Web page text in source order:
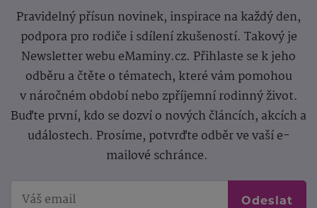
Pravidelný přísun novinek, inspirace na každý den,
podpora pro rodiče i sdílení zkušeností. Takový je
Newsletter webu eMaminy.cz. Přihlaste se k jeho
odběru a čtěte o tématech, které vám pomohou
v náročném období nebo zpříjemní rodinný život.
Buďte první, kdo se dozví o nových článcích, akcích a
událostech. Prosíme, potvrďte odběr ve vaší e-
mailové schránce.
Odeslat